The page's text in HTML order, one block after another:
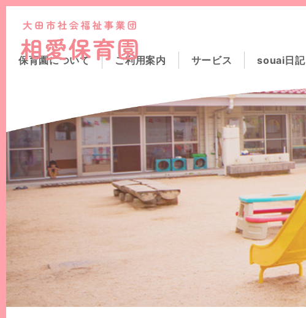
このページの本文へ
保育園について ご利用案内 サービス souai日記